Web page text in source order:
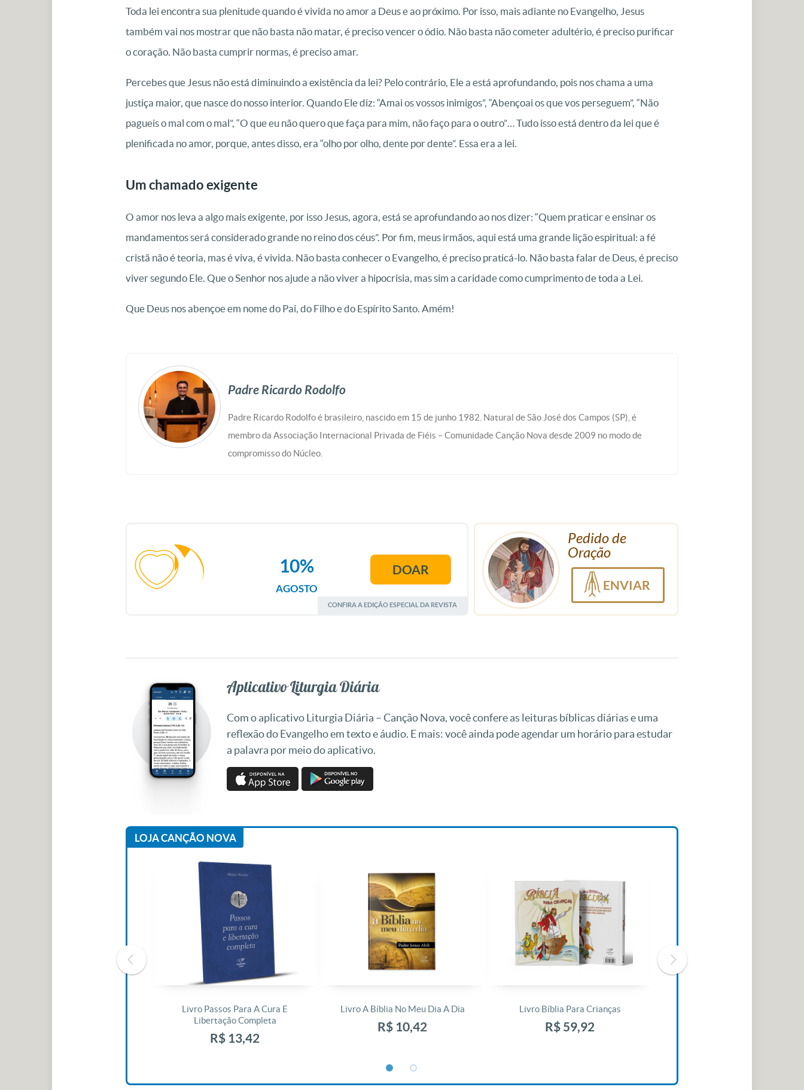
Toda lei encontra sua plenitude quando é vivida no amor a Deus e ao próximo. Por isso, mais adiante no Evangelho, Jesus
também vai nos mostrar que não basta não matar, é preciso vencer o ódio. Não basta não cometer adultério, é preciso purificar
o coração. Não basta cumprir normas, é preciso amar.
Percebes que Jesus não está diminuindo a existência da lei? Pelo contrário, Ele a está aprofundando, pois nos chama a uma
justiça maior, que nasce do nosso interior. Quando Ele diz: “Amai os vossos inimigos”, “Abençoai os que vos perseguem”, “Não
pagueis o mal com o mal”, “O que eu não quero que faça para mim, não faço para o outro”… Tudo isso está dentro da lei que é
plenificada no amor, porque, antes disso, era “olho por olho, dente por dente”. Essa era a lei.
Um chamado exigente
O amor nos leva a algo mais exigente, por isso Jesus, agora, está se aprofundando ao nos dizer: “Quem praticar e ensinar os
mandamentos será considerado grande no reino dos céus”. Por fim, meus irmãos, aqui está uma grande lição espiritual: a fé
cristã não é teoria, mas é viva, é vivida. Não basta conhecer o Evangelho, é preciso praticá-lo. Não basta falar de Deus, é preciso
viver segundo Ele. Que o Senhor nos ajude a não viver a hipocrisia, mas sim a caridade como cumprimento de toda a Lei.
Que Deus nos abençoe em nome do Pai, do Filho e do Espírito Santo. Amém!
Padre Ricardo Rodolfo
Padre Ricardo Rodolfo é brasileiro, nascido em 15 de junho 1982. Natural de São José dos Campos (SP), é
membro da Associação Internacional Privada de Fiéis – Comunidade Canção Nova desde 2009 no modo de
compromisso do Núcleo.
AGOSTO
10% DOAR
CONFIRA A EDIÇÃO ESPECIAL DA REVISTA
Pedido de
Oração
ENVIAR
Aplicativo Liturgia Diária
Com o aplicativo Liturgia Diária – Canção Nova, você confere as leituras bíblicas diárias e uma
reflexão do Evangelho em texto e áudio. E mais: você ainda pode agendar um horário para estudar
a palavra por meio do aplicativo.
LOJA CANÇÃO NOVA
Livro Passos Para A Cura E
Libertação Completa
R$ 13,42
Livro A Bíblia No Meu Dia A Dia
R$ 10,42
Livro Bíblia Para Crianças
R$ 59,92